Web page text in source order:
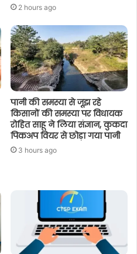
2 hours ago
पानी की समस्या से जूझ रहे
किसानों की समस्या पर विधायक
रोहित साहू ने लिया संज्ञान, कुकदा
पिकअप वियर से छोड़ा गया पानी
3 hours ago